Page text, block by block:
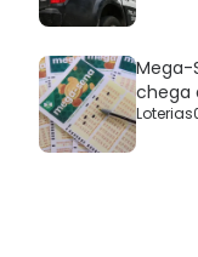
Mega-
chega
Loterias